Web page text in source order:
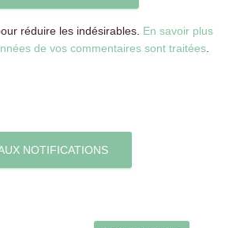
réduire les indésirables. En savoir plus
de vos commentaires sont traitées
NOTIFICATIONS